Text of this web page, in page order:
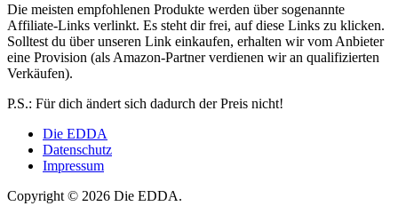
Die meisten empfohlenen Produkte werden über sogenannte
Affiliate-Links verlinkt. Es steht dir frei, auf diese Links zu klicken.
Solltest du über unseren Link einkaufen, erhalten wir vom Anbieter
eine Provision (als Amazon-Partner verdienen wir an qualifizierten
Verkäufen).
P.S.: Für dich ändert sich dadurch der Preis nicht!
Die EDDA
Datenschutz
Impressum
Copyright © 2026 Die EDDA.